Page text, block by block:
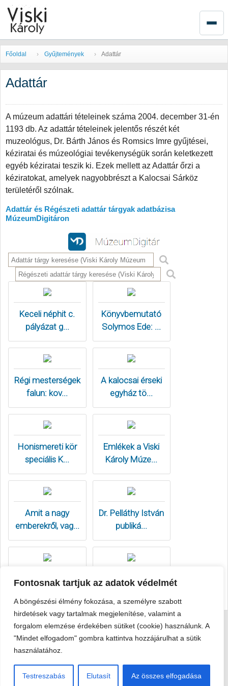
Fontosnak tartjuk az adatok védelmét
A böngészési élmény fokozása, a személyre szabott
hirdetések vagy tartalmak megjelenítése, valamint a
forgalom elemzése érdekében sütiket (cookie) használunk. A
"Mindet elfogadom" gombra kattintva hozzájárulhat a sütik
használatához.
Testreszabás Elutasít Az összes elfogadása
Főoldal Gyűjtemények Adattár
Adattár
A múzeum adattári tételeinek száma 2004. december 31-én
1193 db. Az adattár tételeinek jelentős részét két
muzeológus, Dr. Bárth János és Romsics Imre gyűjtései,
kéziratai és múzeológiai tevékenységük során keletkezett
egyéb kéziratai teszik ki. Ezek mellett az Adattár őrzi a
kéziratokat, amelyek nagyobbrészt a Kalocsai Sárköz
területéről szólnak.
Adattár és Régészeti adattár tárgyak adatbázisa
MúzeumDigitáron
Viski Károly Múzeum Kalocsa
6300 Kalocsa, Szent István király út 25. · Telefon:
© 2026 Viski Károly Múzeum Kalocsa